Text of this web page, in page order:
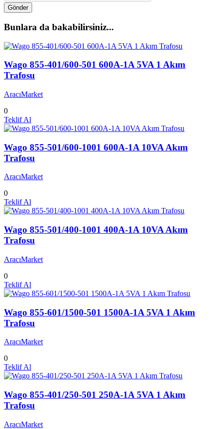
Gönder
Bunlara da bakabilirsiniz...
Wago 855-401/600-501 600A-1A 5VA 1 Akım
Trafosu
AracıMarket
0
Teklif Al
Wago 855-501/600-1001 600A-1A 10VA Akım
Trafosu
AracıMarket
0
Teklif Al
Wago 855-501/400-1001 400A-1A 10VA Akım
Trafosu
AracıMarket
0
Teklif Al
Wago 855-601/1500-501 1500A-1A 5VA 1 Akım
Trafosu
AracıMarket
0
Teklif Al
Wago 855-401/250-501 250A-1A 5VA 1 Akım
Trafosu
AracıMarket